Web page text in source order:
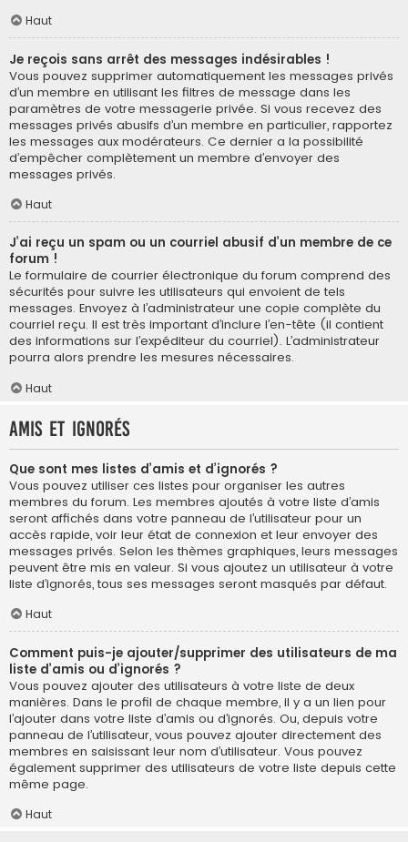
Haut
Je reçois sans arrêt des messages indésirables !
Vous pouvez supprimer automatiquement les messages privés
d’un membre en utilisant les filtres de message dans les
paramètres de votre messagerie privée. Si vous recevez des
messages privés abusifs d’un membre en particulier, rapportez
les messages aux modérateurs. Ce dernier a la possibilité
d’empêcher complètement un membre d’envoyer des
messages privés.
Haut
J’ai reçu un spam ou un courriel abusif d’un membre de ce
forum !
Le formulaire de courrier électronique du forum comprend des
sécurités pour suivre les utilisateurs qui envoient de tels
messages. Envoyez à l’administrateur une copie complète du
courriel reçu. Il est très important d’inclure l’en-tête (il contient
des informations sur l’expéditeur du courriel). L’administrateur
pourra alors prendre les mesures nécessaires.
Haut
Amis et ignorés
Que sont mes listes d’amis et d’ignorés ?
Vous pouvez utiliser ces listes pour organiser les autres
membres du forum. Les membres ajoutés à votre liste d’amis
seront affichés dans votre panneau de l’utilisateur pour un
accès rapide, voir leur état de connexion et leur envoyer des
messages privés. Selon les thèmes graphiques, leurs messages
peuvent être mis en valeur. Si vous ajoutez un utilisateur à votre
liste d’ignorés, tous ses messages seront masqués par défaut.
Haut
Comment puis-je ajouter/supprimer des utilisateurs de ma
liste d’amis ou d’ignorés ?
Vous pouvez ajouter des utilisateurs à votre liste de deux
manières. Dans le profil de chaque membre, il y a un lien pour
l’ajouter dans votre liste d’amis ou d’ignorés. Ou, depuis votre
panneau de l’utilisateur, vous pouvez ajouter directement des
membres en saisissant leur nom d’utilisateur. Vous pouvez
également supprimer des utilisateurs de votre liste depuis cette
même page.
Haut